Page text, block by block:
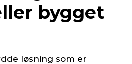
bygget
løsning som er